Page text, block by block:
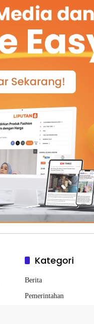
Kategori
Berita
Pemerintahan